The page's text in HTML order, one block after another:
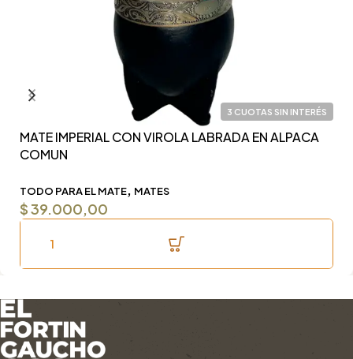
3 CUOTAS SIN INTERÉS
MATE IMPERIAL CON VIROLA LABRADA EN ALPACA
COMUN
TODO PARA EL MATE, MATES
$39.000,00